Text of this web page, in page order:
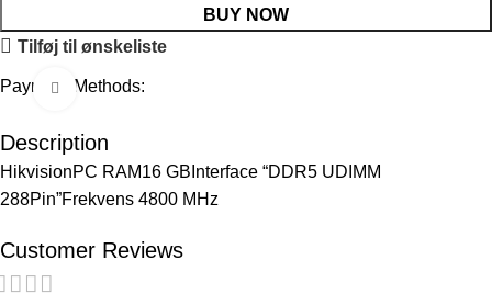
Click to enlarge
BUY NOW
Tilføj til ønskeliste
Payment Methods:
Description
HikvisionPC RAM16 GBInterface “DDR5 UDIMM
288Pin”Frekvens 4800 MHz
Customer Reviews